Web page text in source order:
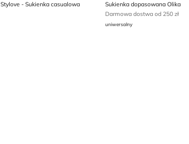
Stylove - Sukienka casualowa
Sukienka dopasowana Olika
Darmowa dostwa od 250 zł
uniwersalny